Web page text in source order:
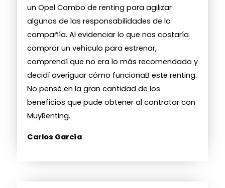
un Opel Combo de renting para agilizar
algunas de las responsabilidades de la
compañía. Al evidenciar lo que nos costaría
comprar un vehículo para estrenar,
comprendí que no era lo más recomendado y
decidí averiguar cómo funcionaB este renting.
No pensé en la gran cantidad de los
beneficios que pude obtener al contratar con
MuyRenting.
Carlos García